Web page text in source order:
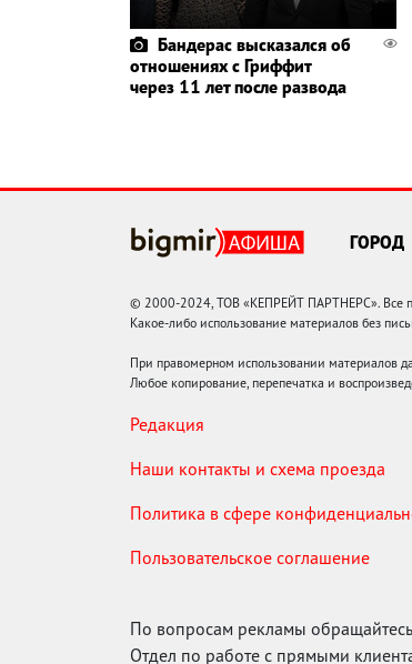
Бандерас высказался об
отношениях с Гриффит
через 11 лет после развода
ГОРОД
© 2000-2024, ТОВ «КЕПРЕЙТ ПАРТНЕРС». Все
Какое-либо использование материалов без
При правомерном использовании материалов
Любое копирование, перепечатка и
Редакция
Наши контакты и схема проезда
Политика в сфере
Пользовательское соглашение
По вопросам рекламы
Отдел по работе с прямыми